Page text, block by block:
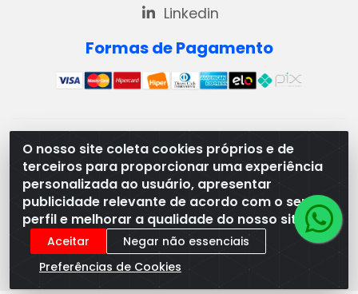
O nosso site coleta cookies próprios e de
terceiros para proporcionar uma experiência
personalizada ao usuário, apresentar
publicidade relevante de acordo com o seu
perfil e melhorar a qualidade do nosso site.
Aceitar
Negar não essenciais
Preferências de Cookies
Linkedin
Formas de Pagamento
REMA DISTRIBUIDORA E REPRESENTAÇÕES DE PRODUTOS
LACTEOS LTDA - VIA DPI 6 QD 4 LOTES 13 E 14, BAIRRO DPI
- MORRINHOS/GO - CEP:75.653-408 - CNPJ:
03.369.186/0001-49